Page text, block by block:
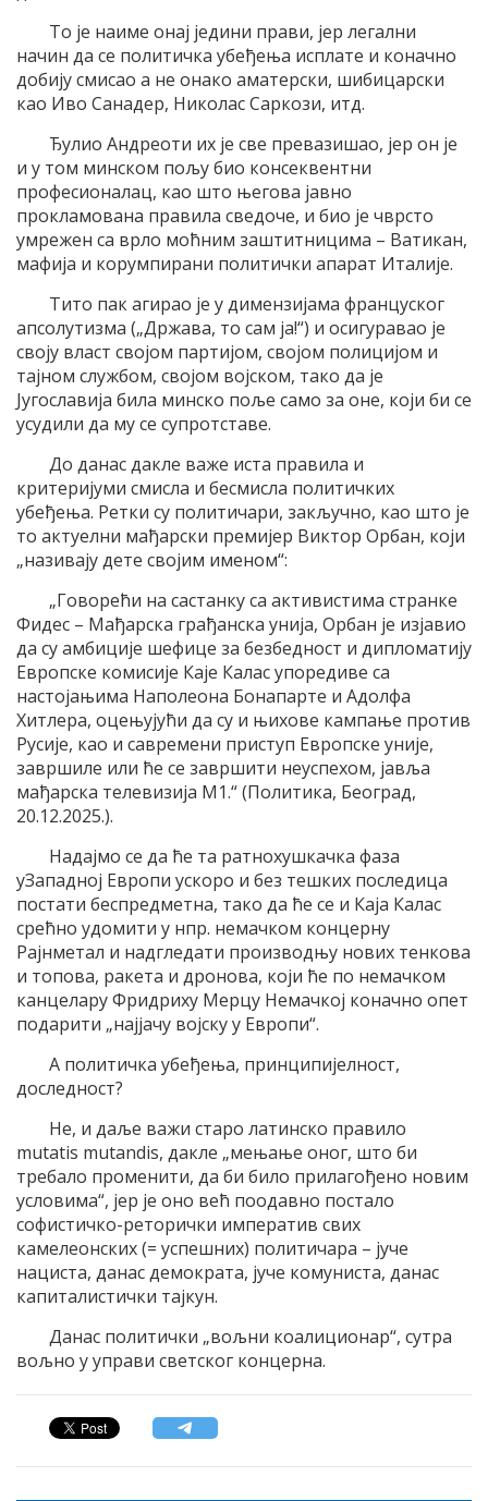
То је наиме онај једини прави, јер легални
начин да се политичка убеђења исплате и коначно
добију смисао а не онако аматерски, шибицарски
као Иво Санадер, Николас Саркози, итд.
Ђулио Андреоти их је све превазишао, јер он је
и у том минском пољу био консеквентни
професионалац, као што његова јавно
прокламована правила сведоче, и био је чврсто
умрежен са врло моћним заштитницима – Ватикан,
мафија и корумпирани политички апарат Италије.
Тито пак агирао је у димензијама француског
апсолутизма („Држава, то сам ја!“) и осигуравао је
своју власт својом партијом, својом полицијом и
тајном службом, својом војском, тако да је
Југославија била минско поље само за оне, који би се
усудили да му се супротставе.
До данас дакле важе иста правила и
критеријуми смисла и бесмисла политичких
убеђења. Ретки су политичари, закључно, као што је
то актуелни мађарски премијер Виктор Орбан, који
„називају дете својим именом“:
„Говорећи на састанку са активистима странке
Фидес – Мађарска грађанска унија, Орбан је изјавио
да су амбиције шефице за безбедност и дипломатију
Европске комисије Каје Калас упоредиве са
настојањима Наполеона Бонапарте и Адолфа
Хитлера, оцењујући да су и њихове кампање против
Русије, као и савремени приступ Европске уније,
завршиле или ће се завршити неуспехом, јавља
мађарска телевизија М1.“ (Политика, Београд,
20.12.2025.).
Надајмо се да ће та ратнохушкачка фаза
уЗападној Европи ускоро и без тешких последица
постати беспредметна, тако да ће се и Каја Калас
срећно удомити у нпр. немачком концерну
Рајнметал и надгледати производњу нових тенкова
и топова, ракета и дронова, који ће по немачком
канцелару Фридриху Мерцу Немачкој коначно опет
подарити „најјачу војску у Европи“.
А политичка убеђења, принципијелност,
доследност?
Не, и даље важи старо латинско правило
mutatis mutandis, дакле „мењање оног, што би
требало променити, да би било прилагођено новим
условима“, јер је оно већ поодавно постало
софистичко-реторички императив свих
камелеонских (= успешних) политичара – јуче
нациста, данас демократа, јуче комуниста, данас
капиталистички тајкун.
Данас политички „вољни коалиционар“, сутра
вољно у управи светског концерна.